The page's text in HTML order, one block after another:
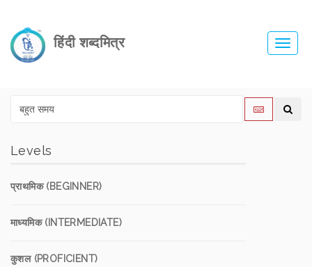
हिंदी शब्दमित्र
Levels
प्राथमिक (BEGINNER)
माध्यमिक (INTERMEDIATE)
कुशल (PROFICIENT)